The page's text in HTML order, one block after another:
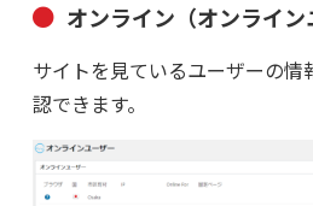
オンライン（オンライン
サイトを見ているユーザーの
認できます。